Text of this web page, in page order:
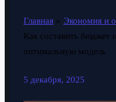
Главная
Экономия и
Как составить бюджет
оптимальную модель
5 декабря, 2025